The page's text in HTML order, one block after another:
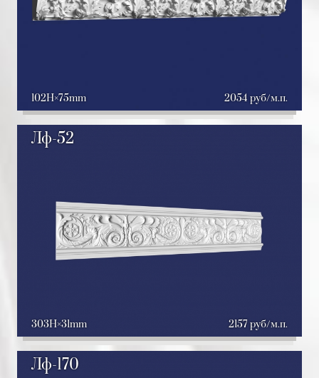
102H 75mm 2054 руб/м.п.
Лф-52
303H 31mm 2157 руб/м.п.
Лф-170